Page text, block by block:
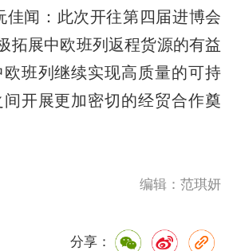
闻：此次开往第四届进博会
拓展中欧班列返程货源的有益
班列继续实现高质量的可持
开展更加密切的经贸合作奠
编辑：范琪妍
分享：